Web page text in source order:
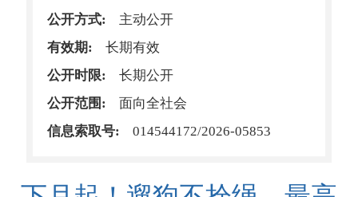
公开方式:
主动公开
有效期:
长期有效
公开时限:
长期公开
公开范围:
面向全社会
信息索取号:
014544172/2026-05853